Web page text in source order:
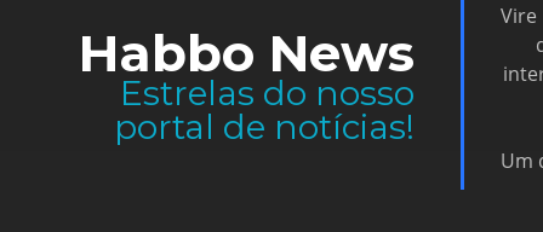
Habbo News
Estrelas do nosso
portal de notícias!
Vire
Um